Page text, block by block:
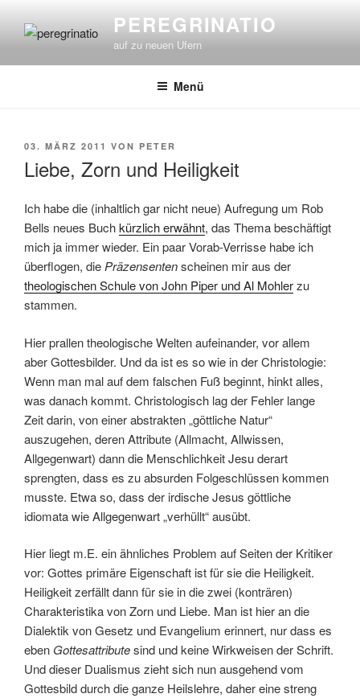
Inhalt
PEREGRINATIO
auf zu neuen Ufern
Menü
VERÖFFENTLICHT
03. MÄRZ 2011 VON PETER
Liebe, Zorn und Heiligkeit
Ich habe die (inhaltlich gar nicht neue) Aufregung um Rob
Bells neues Buchkürzlich erwähnt, das Thema beschäftigt
mich ja immer wieder. Ein paar Vorab-Verrisse habe ich
überflogen, diePräzensentenscheinen mir aus der
theologischen Schule von John Piper und Al Mohlerzu
stammen.
Hier prallen theologische Welten aufeinander, vor allem
aber Gottesbilder. Und da ist es so wie in der Christologie:
Wenn man mal auf dem falschen Fuß beginnt, hinkt alles,
was danach kommt. Christologisch lag der Fehler lange
Zeit darin, von einer abstrakten „göttliche Natur“
auszugehen, deren Attribute (Allmacht, Allwissen,
Allgegenwart) dann die Menschlichkeit Jesu derart
sprengten, dass es zu absurden Folgeschlüssen kommen
musste. Etwa so, dass der irdische Jesus göttliche
idiomata wie Allgegenwart „verhüllt“ ausübt.
Hier liegt m.E. ein ähnliches Problem auf Seiten der Kritiker
vor: Gottes primäre Eigenschaft ist für sie die Heiligkeit.
Heiligkeit zerfällt dann für sie in die zwei (konträren)
Charakteristika von Zorn und Liebe. Man ist hier an die
Dialektik von Gesetz und Evangelium erinnert, nur dass es
eben Gottesattributesind und keine Wirkweisen der Schrift.
Und dieser Dualismus zieht sich nun ausgehend vom
Gottesbild durch die ganze Heilslehre, daher eine streng